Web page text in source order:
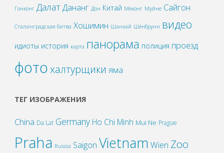
Гонконг ДалатДананг Дон Китай Меконг Муйне Сайгон
Сталинградская битва Хошимин Шанхай Шёнбрунн видео
идиоты история карта панорама полиция проезд
фотохалтурщики яма
ТЕГ ИЗОБРАЖЕНИЯ
China Da Lat Germany Ho Chi Minh Mui Ne Prague
Praha Russia Saigon Vietnam Wien Zoo